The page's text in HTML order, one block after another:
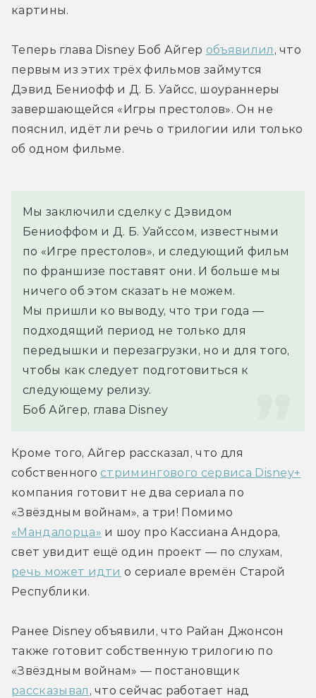
картины.
Теперь глава Disney Боб Айгер объявилил , что
первым из этих трёх фильмов займутся
Дэвид Бениофф и Д. Б. Уайсс, шоураннеры
завершающейся «Игры престолов». Он не
пояснил, идёт ли речь о трилогии или только
об одном фильме.
Мы заключили сделку с Дэвидом
Бениоффом и Д. Б. Уайссом, известными
по «Игре престолов», и следующий фильм
по франшизе поставят они. И больше мы
ничего об этом сказать не можем.
Мы пришли ко выводу, что три года —
подходящий период не только для
передышки и перезагрузки, но и для того,
чтобы как следует подготовиться к
следующему релизу.
Боб Айгер, глава Disney
Кроме того, Айгер рассказал, что для
собственного стримингового сервиса Disney+
компания готовит не два сериала по
«Мандалорца» и шоу про Кассиана Андора,
речь может идти о сериале времён Старой
Республики.
Ранее Disney объявили, что Райан Джонсон
также готовит собственную трилогию по
рассказывал , что сейчас работает над